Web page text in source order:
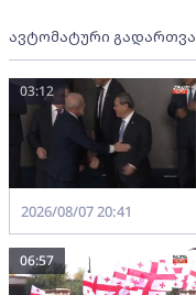
ავტომატური გადართვა
03:12
2026/08/07 20:41
06:57